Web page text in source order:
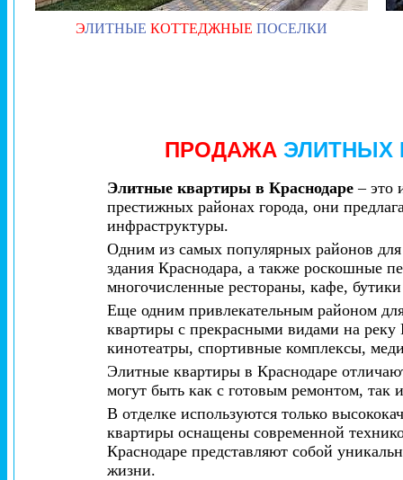
ЭЛИТНЫЕ КОТТЕДЖНЫЕ ПОСЕЛКИ
ПРОДАЖА ЭЛИТНЫХ
Элитные квартиры в Краснодаре– это
престижных районах города, они
инфраструктуры.
Одним из самых популярных районов для
здания Краснодара, а также роскошные
многочисленные рестораны, кафе,
Еще одним привлекательным районом
квартиры с прекрасными видами на реку
кинотеатры, спортивные комплексы,
Элитные квартиры в Краснодаре
могут быть как с готовым ремонтом, так
В отделке используются только
квартиры оснащены современной
Краснодаре представляют собой
жизни.